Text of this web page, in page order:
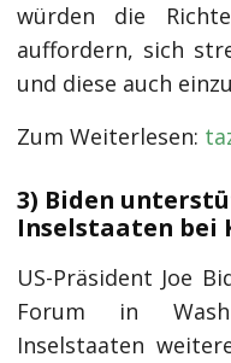
würden die
auffordern, sich
und diese auch
Zum Weiterlesen:
3) Biden
Inselstaaten bei
US-Präsident Joe
Forum in
Inselstaaten